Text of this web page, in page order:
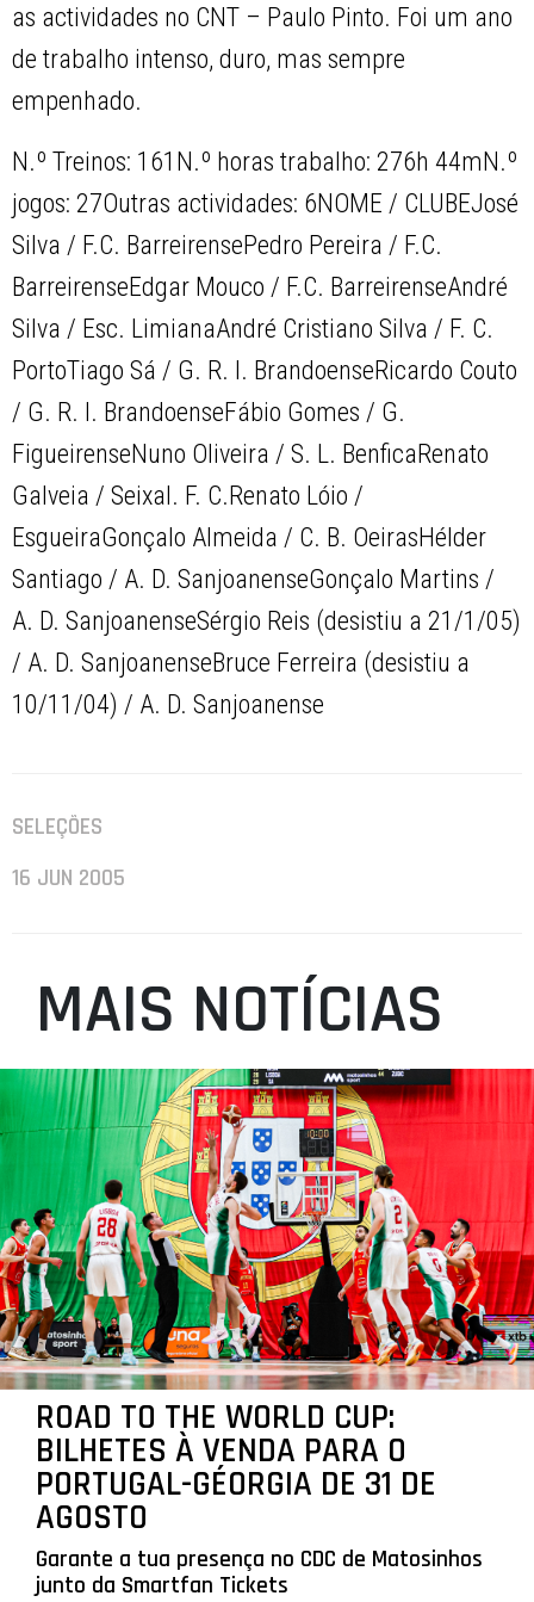
as actividades no CNT – Paulo Pinto. Foi um ano
de trabalho intenso, duro, mas sempre
empenhado.
N.º Treinos: 161N.º horas trabalho: 276h 44mN.º
jogos: 27Outras actividades: 6NOME / CLUBEJosé
Silva / F.C. BarreirensePedro Pereira / F.C.
BarreirenseEdgar Mouco / F.C. BarreirenseAndré
Silva / Esc. LimianaAndré Cristiano Silva / F. C.
PortoTiago Sá / G. R. I. BrandoenseRicardo Couto
/ G. R. I. BrandoenseFábio Gomes / G.
FigueirenseNuno Oliveira / S. L. BenficaRenato
Galveia / Seixal. F. C.Renato Lóio /
EsgueiraGonçalo Almeida / C. B. OeirasHélder
Santiago / A. D. SanjoanenseGonçalo Martins /
A. D. SanjoanenseSérgio Reis (desistiu a 21/1/05)
/ A. D. SanjoanenseBruce Ferreira (desistiu a
10/11/04) / A. D. Sanjoanense
SELEÇÕES
16 JUN 2005
MAIS NOTÍCIAS
ROAD TO THE WORLD CUP:
BILHETES À VENDA PARA O
PORTUGAL-GÉORGIA DE 31 DE
AGOSTO
Garante a tua presença no CDC de Matosinhos
junto da Smartfan Tickets